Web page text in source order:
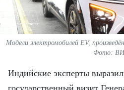
О ГАЗЕТЕ
TIẾNG
ENGLISH
Модели электромобилей EV,
Фото:
Индийские эксперты